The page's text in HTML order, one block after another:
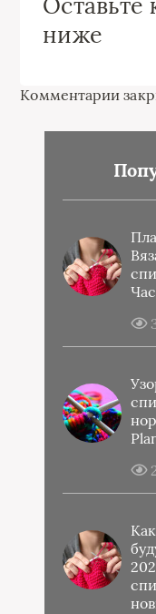
ниже
Комментарии